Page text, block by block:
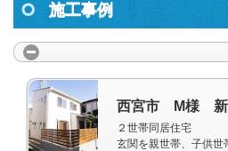
施工事例
西宮市 M様 新
２世帯同居住宅
玄関を親世帯、子供世帯